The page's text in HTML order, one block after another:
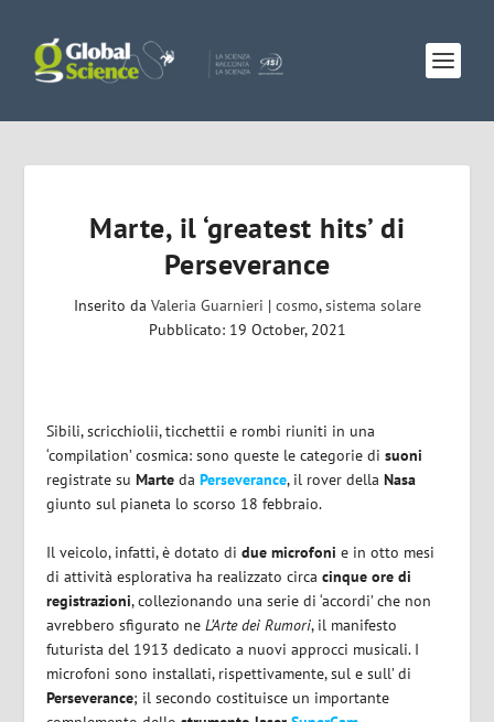
Marte, il ‘greatest hits’ di
Perseverance
Inserito da Valeria Guarnieri | cosmo,sistema solare
Pubblicato: 19 October, 2021
Sibili, scricchiolii, ticchettii e rombi riuniti in una
‘compilation’ cosmica: sono queste le categorie disuoni
registrate suMarte daPerseverance, il rover dellaNasa
giunto sul pianeta lo scorso 18 febbraio.
Il veicolo, infatti, è dotato didue microfoni e in otto mesi
di attività esplorativa ha realizzato circacinque ore di
registrazioni, collezionando una serie di ‘accordi’ che non
avrebbero sfigurato neL’Arte dei Rumori, il manifesto
futurista del 1913 dedicato a nuovi approcci musicali. I
microfoni sono installati, rispettivamente, sul e sull’ di
Perseverance; il secondo costituisce un importante